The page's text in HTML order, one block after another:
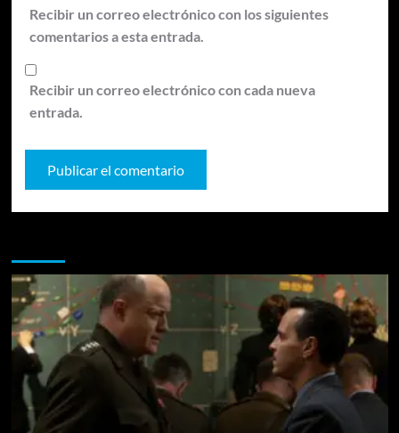
Recibir un correo electrónico con los siguientes
comentarios a esta entrada.
Recibir un correo electrónico con cada nueva
entrada.